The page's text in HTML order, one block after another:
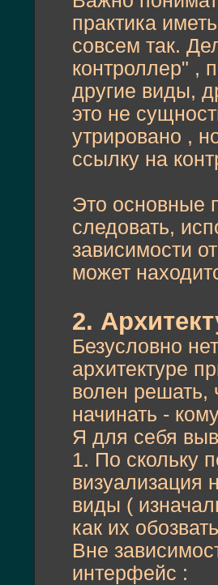
практика
совсем так.
контроллер" ,
другие виды,
это не
утрировано ,
ссылку на
Это основные
следовать,
зависимости
может
2.
Безусловно
архитектуре
волен решать,
начинать -
Я для себя
1. По скольку
виды (
как их
Вне
интерфейс :